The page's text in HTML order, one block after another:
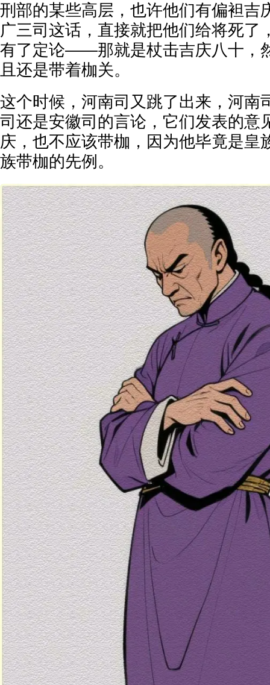
刑部的某些高层，也许他们有偏袒吉
广三司这话，直接就把他们给将死了
有了定论——那就是杖击吉庆八十，
且还是带着枷关。
这个时候，河南司又跳了出来，河南
司还是安徽司的言论，它们发表的意
庆，也不应该带枷，因为他毕竟是皇
族带枷的先例。